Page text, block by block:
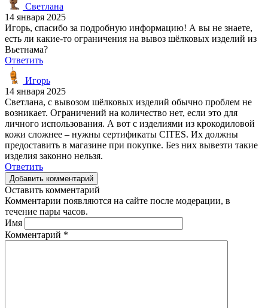
Светлана
14 января 2025
Игорь, спасибо за подробную информацию! А вы не знаете,
есть ли какие-то ограничения на вывоз шёлковых изделий из
Вьетнама?
Ответить
Игорь
14 января 2025
Светлана, с вывозом шёлковых изделий обычно проблем не
возникает. Ограничений на количество нет, если это для
личного использования. А вот с изделиями из крокодиловой
кожи сложнее – нужны сертификаты CITES. Их должны
предоставить в магазине при покупке. Без них вывезти такие
изделия законно нельзя.
Ответить
Добавить комментарий
Оставить комментарий
Комментарии появляются на сайте после модерации, в
течение пары часов.
Имя
Комментарий *